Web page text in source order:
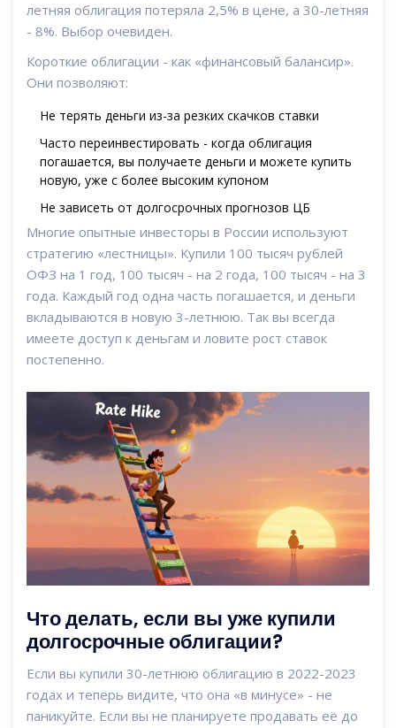
летняя облигация потеряла 2,5% в цене, а 30-летняя
- 8%. Выбор очевиден.
Короткие облигации - как «финансовый балансир».
Они позволяют:
Не терять деньги из-за резких скачков ставки
Часто переинвестировать - когда облигация
погашается, вы получаете деньги и можете купить
новую, уже с более высоким купоном
Не зависеть от долгосрочных прогнозов ЦБ
Многие опытные инвесторы в России используют
стратегию «лестницы». Купили 100 тысяч рублей
ОФЗ на 1 год, 100 тысяч - на 2 года, 100 тысяч - на 3
года. Каждый год одна часть погашается, и деньги
вкладываются в новую 3-летнюю. Так вы всегда
имеете доступ к деньгам и ловите рост ставок
постепенно.
Что делать, если вы уже купили
долгосрочные облигации?
Если вы купили 30-летнюю облигацию в 2022-2023
годах и теперь видите, что она «в минусе» - не
паникуйте. Если вы не планируете продавать её до